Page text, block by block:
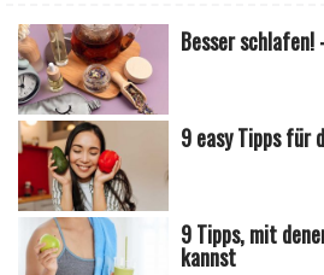
Besser
9 easy Tipps für
9 Tipps, mit
kannst